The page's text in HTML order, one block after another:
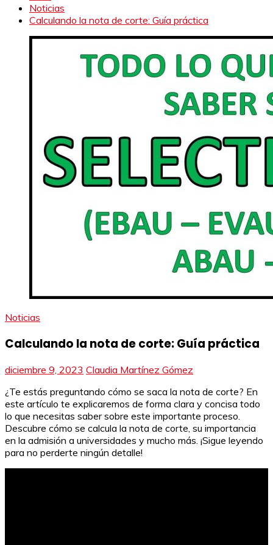
Noticias
Calculando la nota de corte: Guía práctica
Noticias
Calculando la nota de corte: Guía práctica
diciembre 9, 2023 Claudia Martínez Gómez
¿Te estás preguntando cómo se saca la nota de corte? En
este artículo te explicaremos de forma clara y concisa todo
lo que necesitas saber sobre este importante proceso.
Descubre cómo se calcula la nota de corte, su importancia
en la admisión a universidades y mucho más. ¡Sigue leyendo
para no perderte ningún detalle!